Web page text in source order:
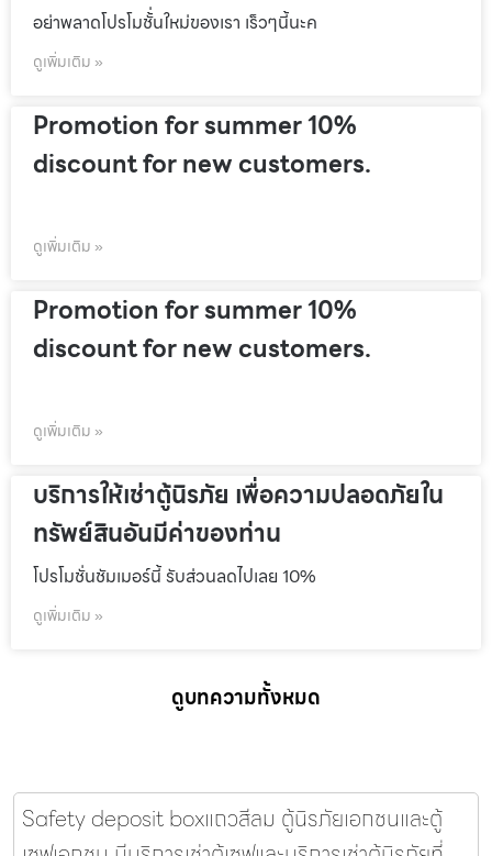
อย่าพลาดโปรโมชั้่นใหม่ของเรา เร็วๆนี้นะค
ดูเพิ่มเติม »
Promotion for summer 10%
discount for new customers.
ดูเพิ่มเติม »
Promotion for summer 10%
discount for new customers.
ดูเพิ่มเติม »
บริการให้เช่าตู้นิรภัย เพื่อความปลอดภัยใน
ทรัพย์สินอันมีค่าของท่าน
โปรโมชั่นชัมเมอร์นี้ รับส่วนลดไปเลย 10%
ดูเพิ่มเติม »
ดูบทความทั้งหมด
Safety deposit boxแถวสีลม ตู้นิรภัยเอกชนและตู้